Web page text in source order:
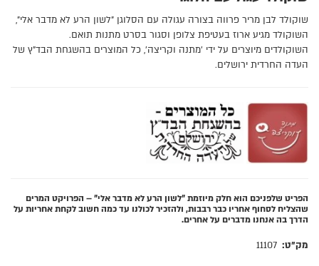
שוקולד לבן מריר פרווה בצורה עגולה עם הסלוגן "לשון הרע לא מדבר אלי",
השוקולד מגיע ארוז בעטיפת צלופן וסגור בסרט מתנות תואם.
השוקולדים מיוצרים על ידי 'מתנה וקריצה', כל המוצרים בהשגחת הבד"ץ של
העדה החרדית ירושלים.
הפריט שלפניכם הוא חלק מיוזמת "לשון הרע לא מדבר אלי" – הפרויקט המרים
שהצליח לסחוף אחריו כבר רבבות, ולהזכיר לכולנו עד כמה חשוב לקחת אחריות על
הדרך בה אנחנו מדברים על אחרים.
מק"ט: 11107